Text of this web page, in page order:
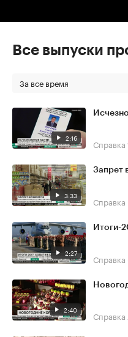
Все выпуски
За все время
2:16 Справка
3:33
Запрет
Справка
2:27
Итоги-
Справка
2:40 Справка